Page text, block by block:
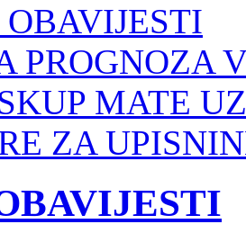
PROGNOZA
MATE
ZA